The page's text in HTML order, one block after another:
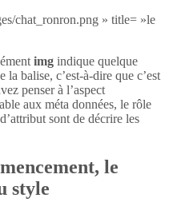
chat_ronron.png » title= »le
img indique quelque
balise, c’est-à-dire que c’est
penser à l’aspect
aux méta données, le rôle
sont de décrire les
le
style